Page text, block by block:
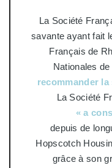
La Société
savante ayant fait
Français de
Nationales
recommander
La Société
« a
depuis de
Hopscotch
grâce à son